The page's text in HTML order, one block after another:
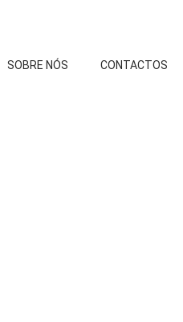
SOBRE NÓS CONTACTOS